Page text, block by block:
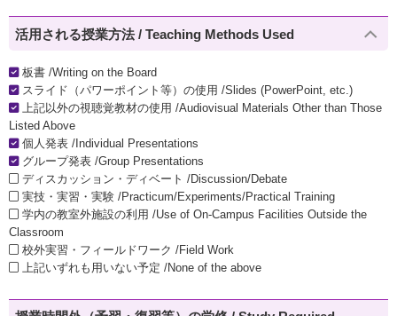
活用される授業方法 / Teaching Methods Used
板書 /Writing on the Board
スライド（パワーポイント等）の使用 /Slides (PowerPoint, etc.)
上記以外の視聴覚教材の使用 /Audiovisual Materials Other than Those
Listed Above
個人発表 /Individual Presentations
グループ発表 /Group Presentations
ディスカッション・ディベート /Discussion/Debate
実技・実習・実験 /Practicum/Experiments/Practical Training
学内の教室外施設の利用 /Use of On-Campus Facilities Outside the
Classroom
校外実習・フィールドワーク /Field Work
上記いずれも用いない予定 /None of the above